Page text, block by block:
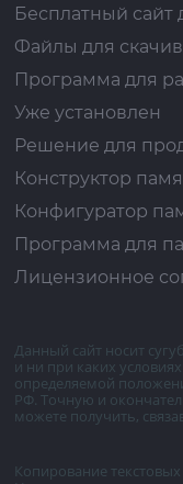
Бесплатный сайт
Файлы для
Программа для
Уже установлен
Решение для
Конструктор
Конфигуратор
Программа для
Лицензионное
Данный сайт носит
и ни при каких
определяемой
РФ. Точную и
можете получить,
Копирование